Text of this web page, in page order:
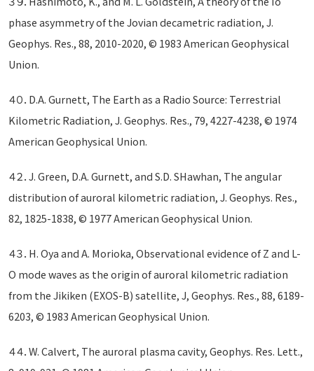
phase asymmetry of the Jovian decametric radiation, J.
Geophys. Res., 88, 2010-2020, © 1983 American Geophysical
Union.
４０．D.A. Gurnett, The Earth as a Radio Source: Terrestrial
Kilometric Radiation, J. Geophys. Res., 79, 4227-4238, © 1974
American Geophysical Union.
４２．J. Green, D.A. Gurnett, and S.D. SHawhan, The angular
distribution of auroral kilometric radiation, J. Geophys. Res.,
82, 1825-1838, © 1977 American Geophysical Union.
４３．H. Oya and A. Morioka, Observational evidence of Z and L-
O mode waves as the origin of auroral kilometric radiation
from the Jikiken (EXOS-B) satellite, J, Geophys. Res., 88, 6189-
6203, © 1983 American Geophysical Union.
４４．W. Calvert, The auroral plasma cavity, Geophys. Res. Lett.,